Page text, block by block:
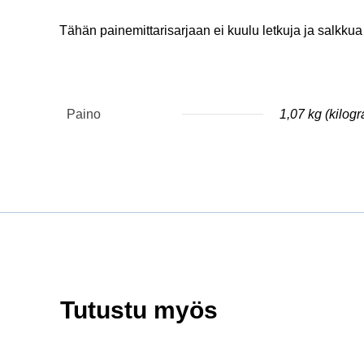
Tähän painemittarisarjaan ei kuulu letkuja ja salkkua
Paino 1,07 kg
Tutustu myös